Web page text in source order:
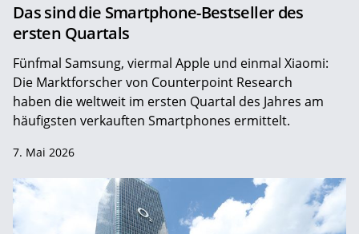
Das sind die Smartphone-Bestseller des
ersten Quartals
Fünfmal Samsung, viermal Apple und einmal Xiaomi:
Die Marktforscher von Counterpoint Research
haben die weltweit im ersten Quartal des Jahres am
häufigsten verkauften Smartphones ermittelt.
7. Mai 2026